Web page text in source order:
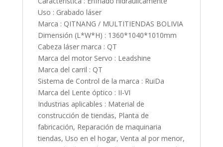
Uso : Grabado láser
Marca : QITNANG / MULTITIENDAS BOLIVIA
Dimensión (L*W*H) : 1360*1040*1010mm
Cabeza láser marca : QT
Marca del motor Servo : Leadshine
Marca del carril : QT
Sistema de Control de la marca : RuiDa
Marca del Lente óptico : II-VI
Industrias aplicables : Material de
construcción de tiendas, Planta de
fabricación, Reparación de maquinaria
tiendas, Uso en el hogar, Venta al por menor,